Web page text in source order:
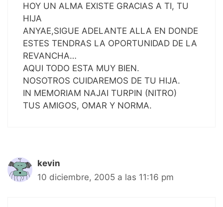
HOY UN ALMA EXISTE GRACIAS A TI, TU
HIJA
ANYAE,SIGUE ADELANTE ALLA EN DONDE
ESTES TENDRAS LA OPORTUNIDAD DE LA
REVANCHA…
AQUI TODO ESTA MUY BIEN.
NOSOTROS CUIDAREMOS DE TU HIJA.
IN MEMORIAM NAJAI TURPIN (NITRO)
TUS AMIGOS, OMAR Y NORMA.
kevin
10 diciembre, 2005 a las 11:16 pm